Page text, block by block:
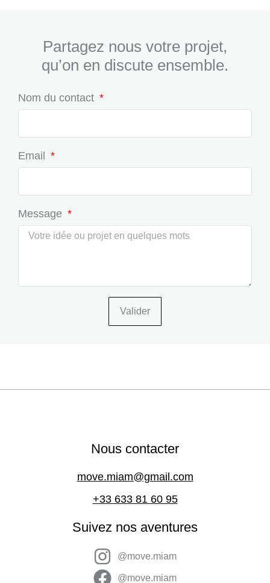
Partagez nous votre projet,
qu’on en discute ensemble.
Nom du contact
Email
Message
Valider
Nous contacter
move.miam@gmail.com
+33 633 81 60 95
Suivez nos aventures
@move.miam
@move.miam